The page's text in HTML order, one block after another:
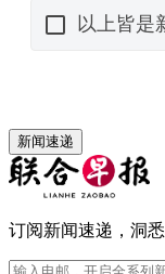
新闻速递
订阅新闻速递，洞悉